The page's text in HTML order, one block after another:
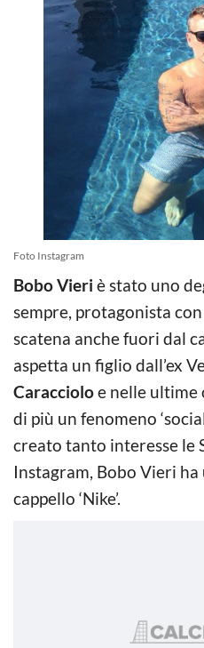
Foto Instagram
Bobo Vieri è stato uno
sempre, protagonista
scatena anche fuori dal
aspetta un figlio dall’ex
Caraccioloe nelle ultime
di più un fenomeno
creato tanto interesse le
Instagram, Bobo Vieri
cappello ‘Nike’.